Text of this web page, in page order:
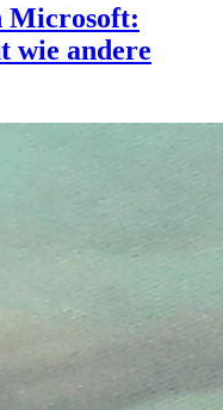
Microsoft:
wie andere